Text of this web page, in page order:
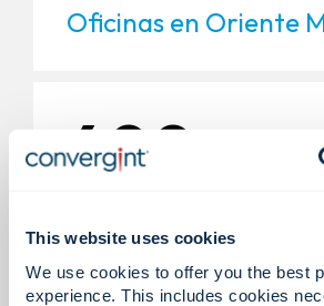
This website uses cookies
We use cookies to offer you the best
experience. This includes cookies
Oficinas en Oriente
400+
Expertos en Oriente